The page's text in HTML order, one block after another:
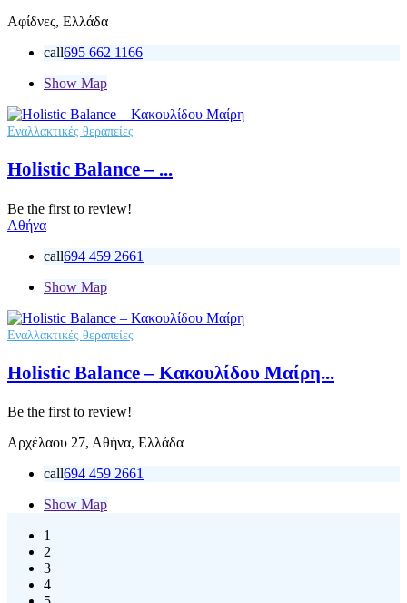
Αφίδνες, Ελλάδα
call695 662 1166
Show Map
Εναλλακτικές θεραπείες
Holistic Balance – ...
Be the first to review!
Αθήνα
call694 459 2661
Show Map
Εναλλακτικές θεραπείες
Holistic Balance – Κακουλίδου Μαίρη...
Be the first to review!
Αρχέλαου 27, Αθήνα, Ελλάδα
call694 459 2661
Show Map
1
2
3
4